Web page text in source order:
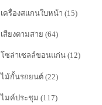
เครื่องสแกนใบหน้า (15)
เสียงตามสาย (64)
โซล่าเซลล์ขอนแก่น (12)
ไม้กั้นรถยนต์ (22)
ไมค์ประชุม (117)